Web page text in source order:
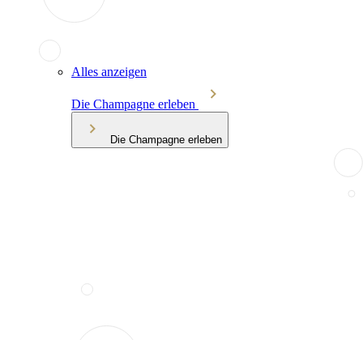
Alles anzeigen
Die Champagne erleben
Die Champagne erleben